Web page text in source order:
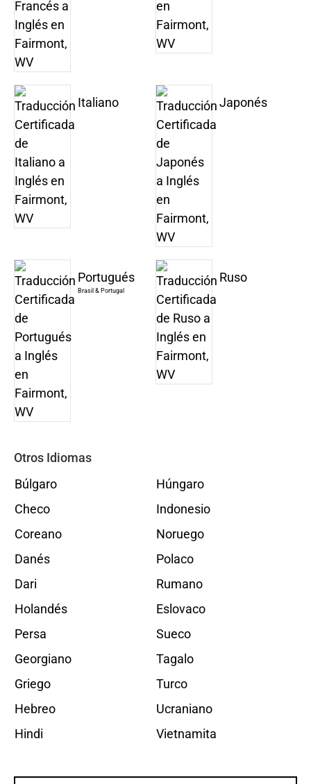
Italiano Japonés
Portugués
Brasil & Portugal
Ruso
Otros Idiomas
Búlgaro
Checo
Coreano
Danés
Dari
Holandés
Persa
Georgiano
Griego
Hebreo
Hindi
Húngaro
Indonesio
Noruego
Polaco
Rumano
Eslovaco
Sueco
Tagalo
Turco
Ucraniano
Vietnamita